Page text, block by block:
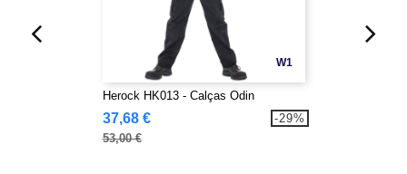
W1
Herock HK013 - Calças Odin
37,68 €
53,00 €
-29%